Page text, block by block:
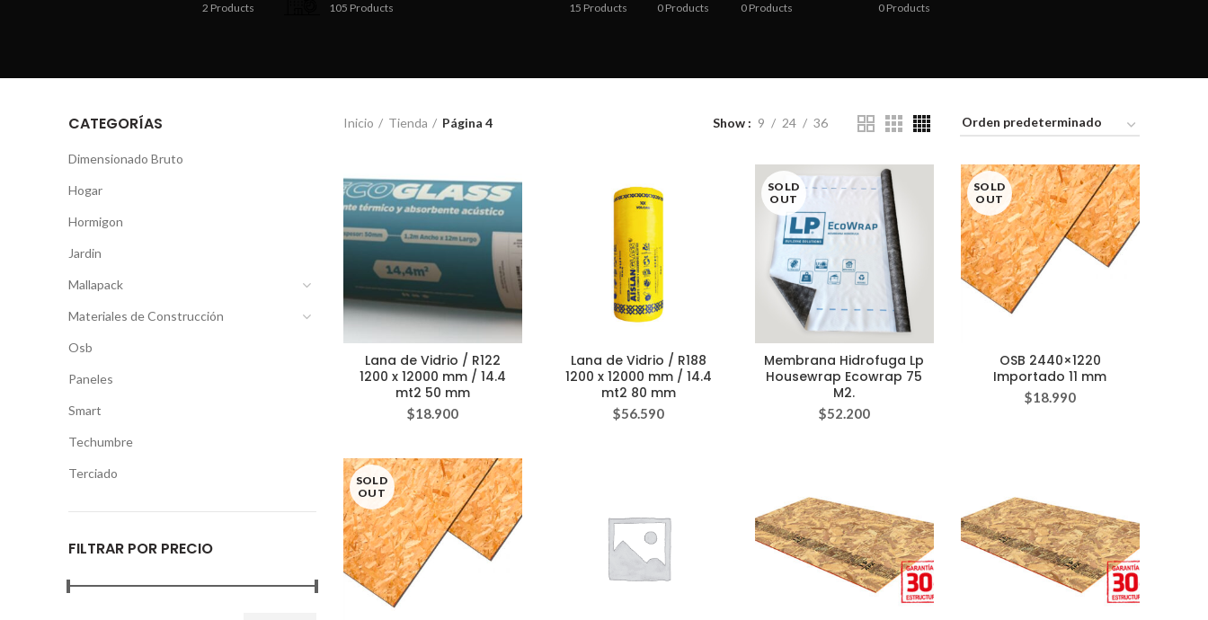
2 Products 105 Products 15 Products 0 Products 0 Products 0 Products
CATEGORÍAS
Dimensionado Bruto
Hogar
Hormigon
Jardin
Mallapack
Materiales de Construcción
Osb
Paneles
Smart
Techumbre
Terciado
FILTRAR POR PRECIO
Inicio Tienda Página 4 Show 9 24 36
Lana de Vidrio / R122
1200 x 12000 mm / 14.4
mt2 50 mm
$18.900
Lana de Vidrio / R188
1200 x 12000 mm / 14.4
mt2 80 mm
$56.590
SOLD
OUT
Membrana Hidrofuga Lp
Housewrap Ecowrap 75
M2.
$52.200
SOLD
OUT
OSB 2440×1220
Importado 11 mm
$18.990
SOLD
OUT